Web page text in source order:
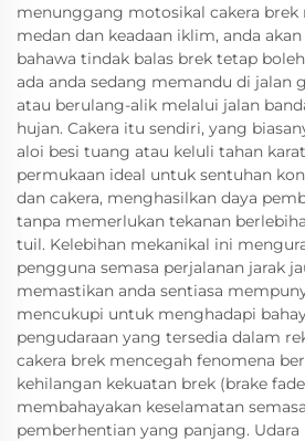
menunggang motosikal cakera brek
medan dan keadaan iklim, anda
bahawa tindak balas brek tetap
ada anda sedang memandu di jalan
atau berulang-alik melalui jalan
hujan. Cakera itu sendiri, yang
aloi besi tuang atau keluli tahan
permukaan ideal untuk sentuhan
dan cakera, menghasilkan daya
tanpa memerlukan tekanan
tuil. Kelebihan mekanikal ini
pengguna semasa perjalanan jarak
memastikan anda sentiasa
mencukupi untuk menghadapi
pengudaraan yang tersedia dalam
cakera brek mencegah fenomena
kehilangan kekuatan brek (brake
membahayakan keselamatan
pemberhentian yang panjang.